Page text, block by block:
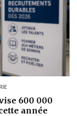
600 000
année